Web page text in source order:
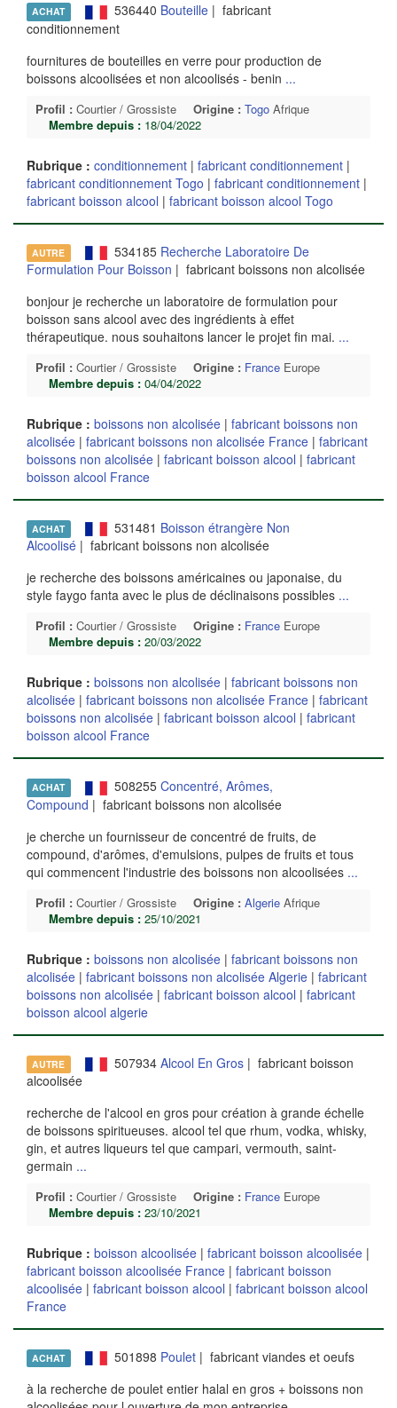
ACHAT 536440 Bouteille| fabricant
conditionnement
fournitures de bouteilles en verre pour production de
boissons alcoolisées et non alcoolisés - benin ...
Profil : Courtier / Grossiste Origine : Togo Afrique
Membre depuis : 18/04/2022
Rubrique : conditionnement | fabricant conditionnement |
fabricant conditionnement Togo | fabricant conditionnement |
fabricant boisson alcool | fabricant boisson alcool Togo
AUTRE 534185 Recherche Laboratoire De
Formulation Pour Boisson | fabricant boissons non alcolisée
bonjour je recherche un laboratoire de formulation pour
boisson sans alcool avec des ingrédients à effet
thérapeutique. nous souhaitons lancer le projet fin mai. ...
Profil : Courtier / Grossiste Origine : France Europe
Membre depuis : 04/04/2022
Rubrique : boissons non alcolisée | fabricant boissons non
alcolisée | fabricant boissons non alcolisée France | fabricant
boissons non alcolisée | fabricant boisson alcool | fabricant
boisson alcool France
ACHAT 531481 Boisson étrangère Non
Alcoolisé | fabricant boissons non alcolisée
je recherche des boissons américaines ou japonaise, du
style faygo fanta avec le plus de déclinaisons possibles ...
Profil : Courtier / Grossiste Origine : France Europe
Membre depuis : 20/03/2022
Rubrique : boissons non alcolisée | fabricant boissons non
alcolisée | fabricant boissons non alcolisée France | fabricant
boissons non alcolisée | fabricant boisson alcool | fabricant
boisson alcool France
ACHAT 508255 Concentré, Arômes,
Compound | fabricant boissons non alcolisée
je cherche un fournisseur de concentré de fruits, de
compound, d'arômes, d'emulsions, pulpes de fruits et tous
qui commencent l'industrie des boissons non alcoolisées ...
Profil : Courtier / Grossiste Origine : Algerie Afrique
Membre depuis : 25/10/2021
Rubrique : boissons non alcolisée | fabricant boissons non
alcolisée | fabricant boissons non alcolisée Algerie | fabricant
boissons non alcolisée | fabricant boisson alcool | fabricant
boisson alcool algerie
AUTRE 507934 Alcool En Gros| fabricant boisson
alcoolisée
recherche de l'alcool en gros pour création à grande échelle
de boissons spiritueuses. alcool tel que rhum, vodka, whisky,
gin, et autres liqueurs tel que campari, vermouth, saint-
germain ...
Profil : Courtier / Grossiste Origine : France Europe
Membre depuis : 23/10/2021
Rubrique : boisson alcoolisée | fabricant boisson alcoolisée |
fabricant boisson alcoolisée France | fabricant boisson
alcoolisée | fabricant boisson alcool | fabricant boisson alcool
France
ACHAT 501898 Poulet| fabricant viandes et oeufs
à la recherche de poulet entier halal en gros + boissons non